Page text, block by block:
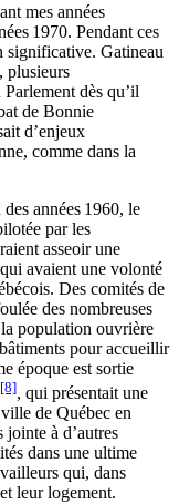
mes années
1970. Pendant ces
significative. Gatineau
plusieurs
dès qu’il
de Bonnie
d’enjeux
comme dans la
années 1960, le
par les
asseoir une
avaient une volonté
Des comités de
des nombreuses
population ouvrière
pour accueillir
époque est sortie
[8], qui présentait une
de Québec en
jointe à d’autres
dans une ultime
qui, dans
leur logement.